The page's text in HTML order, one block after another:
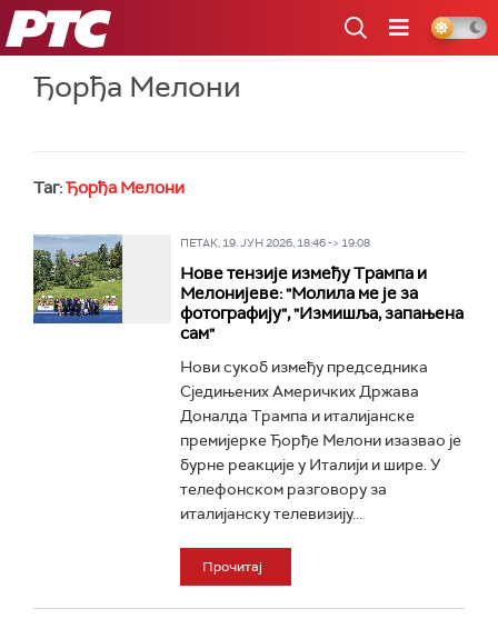
РТС
Ђорђа Мелони
Таг:Ђорђа Мелони
ПЕТАК, 19. ЈУН 2026, 18:46 -> 19:08
Нове тензије између Трампа и
Мелонијеве: "Молила ме је за
фотографију", "Измишља, запањена
сам"
Нови сукоб између председника
Сједињених Америчких Држава
Доналда Трампа и италијанске
премијерке Ђорђе Мелони изазвао је
бурне реакције у Италији и шире. У
телефонском разговору за
италијанску телевизију...
Прочитај